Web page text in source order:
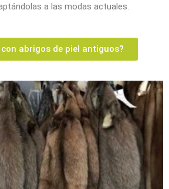
a las modas actuales.
con abrigos de piel antiguos?